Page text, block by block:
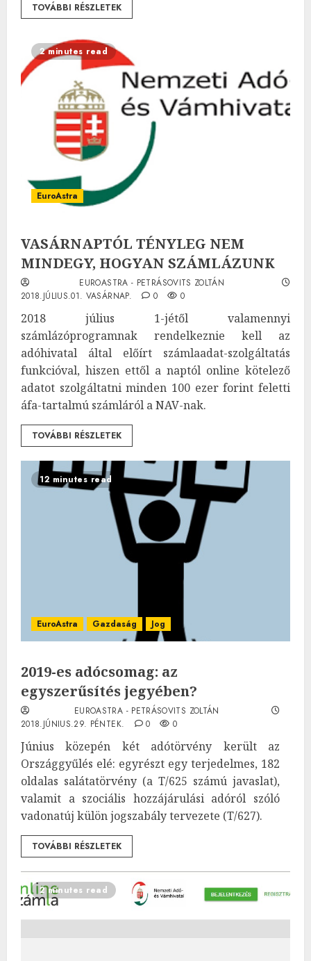
TOVÁBBI RÉSZLETEK
2 minutes read
EuroAstra
VASÁRNAPTÓL TÉNYLEG NEM
MINDEGY, HOGYAN SZÁMLÁZUNK
EUROASTRA - PETRÁSOVITS ZOLTÁN
2018.JÚLIUS.01. VASÁRNAP.
0 0
2018 július 1-jétől valamennyi
számlázóprogramnak rendelkeznie kell az
adóhivatal által előírt számlaadat-szolgáltatás
funkcióval, hiszen ettől a naptól online kötelező
adatot szolgáltatni minden 100 ezer forint feletti
áfa-tartalmú számláról a NAV-nak.
TOVÁBBI RÉSZLETEK
12 minutes read
EuroAstra Gazdaság Jog
2019-es adócsomag: az
egyszerűsítés jegyében?
EUROASTRA - PETRÁSOVITS ZOLTÁN
2018.JÚNIUS.29. PÉNTEK.
0 0
Június közepén két adótörvény került az
Országgyűlés elé: egyrészt egy terjedelmes, 182
oldalas salátatörvény (a T/625 számú javaslat),
valamit a szociális hozzájárulási adóról szóló
vadonatúj külön jogszabály tervezete (T/627).
TOVÁBBI RÉSZLETEK
2 minutes read